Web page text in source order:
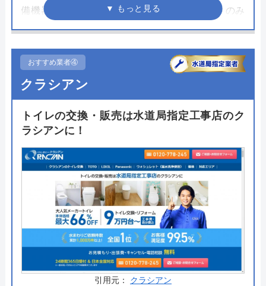
備機器の交換サイトで、現地訪問なしのネットのみ
で見積もり可能、支払い方法もクレジットカードや
にもぴったりです。
施工の面でも信頼感があり、運営元の株式会社ハウ
スラボは全国の法人を専門とした水まわり修理・交
換業者ですあり、10年以上もの間トイレの修理や交
題ありませんし、万が一何かのトラブルが合った場
合でも3年間無料で商品のメンテナンスを行なって
くれる3年保証があります。トイレのラインナップ
も豊富にありますので、まずはサイトにアクセスし
てみて下さい。
公式サイトで
料金詳細を見る
おすすめ業者④
クラシアン
トイレの交換・販売は水道局指定工事店のク
ラシアンに！
引用元： クラシアン